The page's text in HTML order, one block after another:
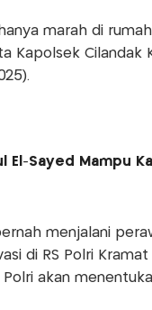
marah di
Kapolsek Cilandak
Sayed Mampu
menjalani
di RS Polri
Polri akan